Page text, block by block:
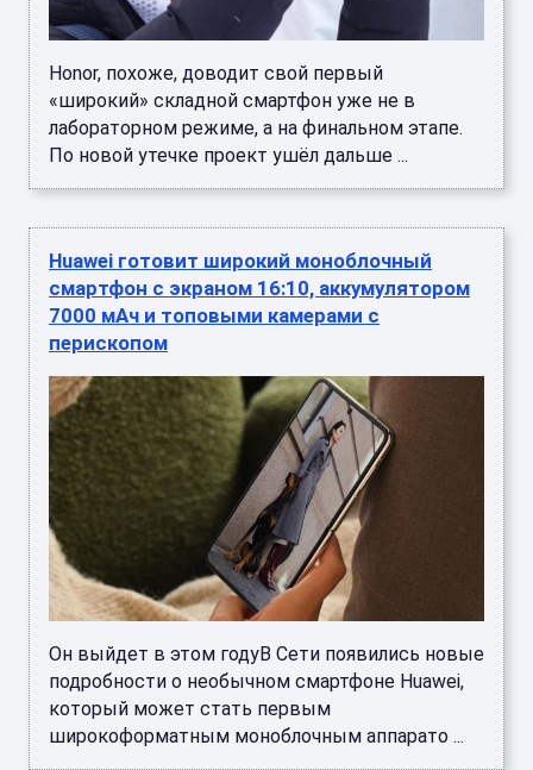
Honor, похоже, доводит свой первый
«широкий» складной смартфон уже не в
лабораторном режиме, а на финальном этапе.
По новой утечке проект ушёл дальше ...
Huawei готовит широкий моноблочный
смартфон с экраном 16:10, аккумулятором
7000 мАч и топовыми камерами с
перископом
Он выйдет в этом годуВ Сети появились новые
подробности о необычном смартфоне Huawei,
который может стать первым
широкоформатным моноблочным аппарато ...